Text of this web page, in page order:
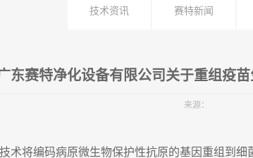
技术资讯 赛特新闻
东赛特净化设备有限公司关于重组疫
来源：
术将编码病原微生物保护性抗原的基因重组到